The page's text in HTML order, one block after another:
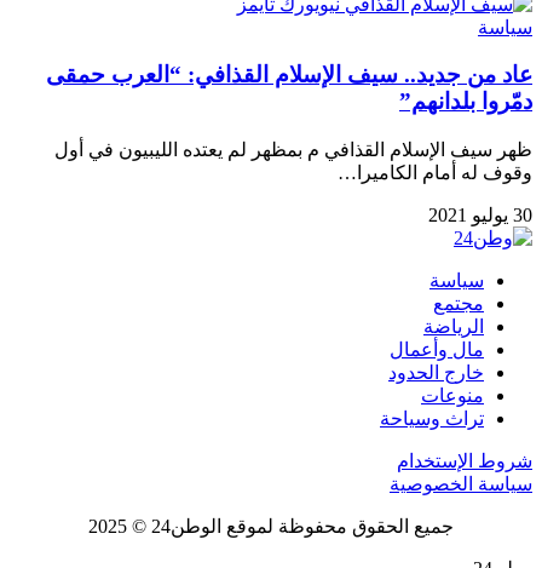
سياسة
عاد من جديد.. سيف الإسلام القذافي: “العرب حمقى
دمّروا بلدانهم”
ظهر سيف الإسلام القذافي م بمظهر لم يعتده الليبيون في أول
وقوف له أمام الكاميرا…
30 يوليو 2021
سياسة
مجتمع
الرياضة
مال وأعمال
خارج الحدود
منوعات
تراث وسياحة
شروط الإستخدام
سياسة الخصوصية
جميع الحقوق محفوظة لموقع الوطن24 © 2025